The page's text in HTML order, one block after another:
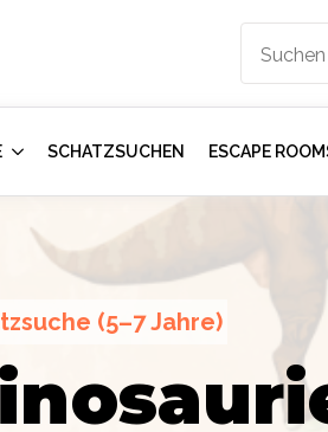
SCHATZSUCHEN ESCAPE
(5–7 Jahre)